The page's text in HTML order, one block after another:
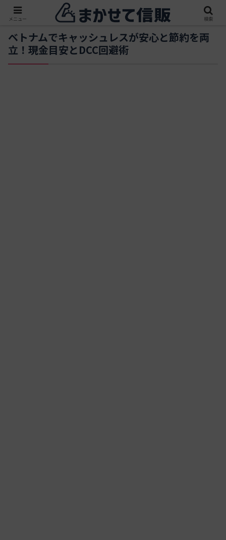
ベトナムでキャッシュレスが安心と節約を両
立！現金目安とDCC回避術
メニュー 検索